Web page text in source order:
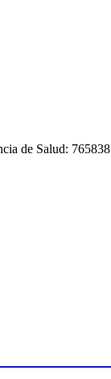
de Salud: 765838